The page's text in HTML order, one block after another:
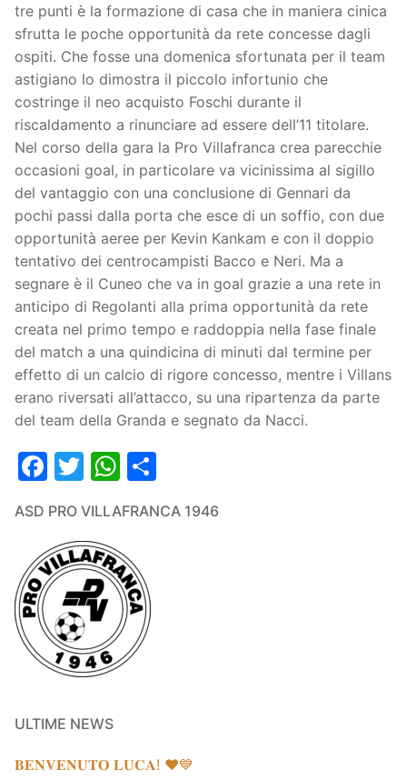
Centro Sportivo
Organizzazione
Piccoli amici
Pulcini
Primi calci
Esordienti
Juniores
Campionati
Eccellenza
Settore Giovanile
Contatti
Sponsor
tre punti è la formazione di casa che in maniera cinica
sfrutta le poche opportunità da rete concesse dagli
ospiti. Che fosse una domenica sfortunata per il team
astigiano lo dimostra il piccolo infortunio che
costringe il neo acquisto Foschi durante il
riscaldamento a rinunciare ad essere dell’11 titolare.
Nel corso della gara la Pro Villafranca crea parecchie
occasioni goal, in particolare va vicinissima al sigillo
del vantaggio con una conclusione di Gennari da
pochi passi dalla porta che esce di un soffio, con due
opportunità aeree per Kevin Kankam e con il doppio
tentativo dei centrocampisti Bacco e Neri. Ma a
segnare è il Cuneo che va in goal grazie a una rete in
anticipo di Regolanti alla prima opportunità da rete
creata nel primo tempo e raddoppia nella fase finale
del match a una quindicina di minuti dal termine per
effetto di un calcio di rigore concesso, mentre i Villans
erano riversati all’attacco, su una ripartenza da parte
del team della Granda e segnato da Nacci.
Facebook
TwitterWhatsApp
ASD PRO VILLAFRANCA 1946
ULTIME NEWS
𝐁𝐄𝐍𝐕𝐄𝐍𝐔𝐓𝐎 𝐋𝐔𝐂𝐀! ❤️💙